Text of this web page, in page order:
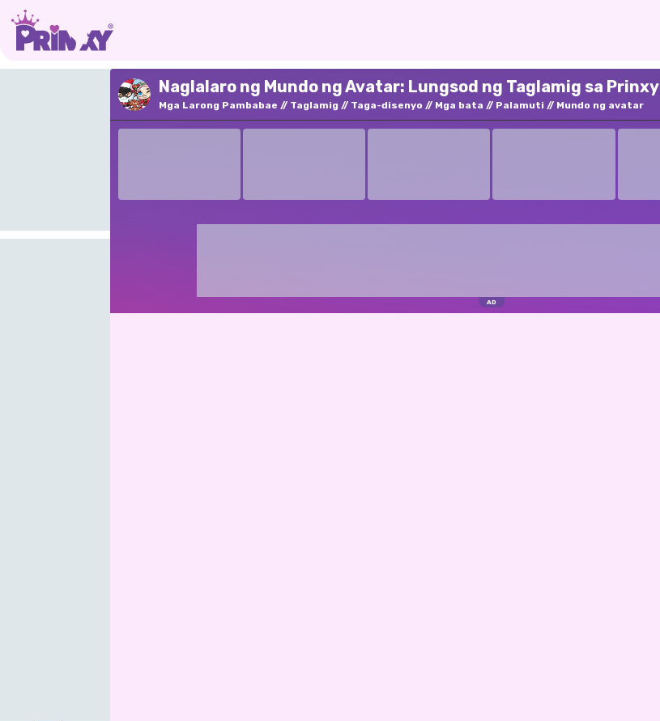
Naglalaro ng Mundo ng Avatar: Lungsod ng Taglamig sa Prinxy
Mga Larong Pambabae Taglamig Taga-disenyo Mga bata Palamuti Mundo ng avatar